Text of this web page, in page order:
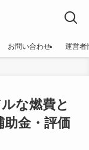
お問い合わせ 運営者
な燃費と
金・評価